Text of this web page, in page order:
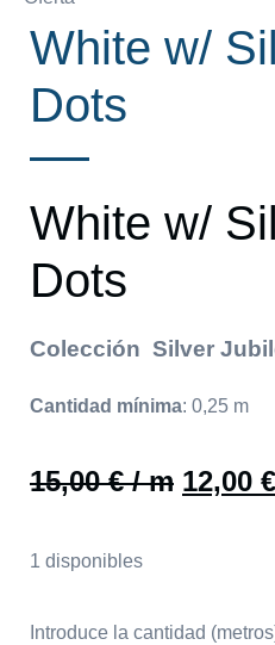
White w/
Dots
White w/
Dots
Colección Silver
Cantidad mínima: 0,25 m
15,00€/ m 12,00 €
1 disponibles
Introduce la cantidad